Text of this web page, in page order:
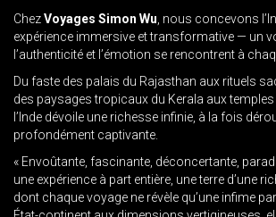
ChezVoyages Simon Wu , nous concevons
expérience immersive et transformative — un
l’authenticité et l’émotion se rencontrent à
Du faste des palais du Rajasthan aux rituels
des paysages tropicaux du Kerala aux
l’Inde dévoile une richesse infinie, à la fois
profondément captivante.
« Envoûtante, fascinante, déconcertante,
une expérience à part entière, une terre d’une
dont chaque voyage ne révèle qu’une infime